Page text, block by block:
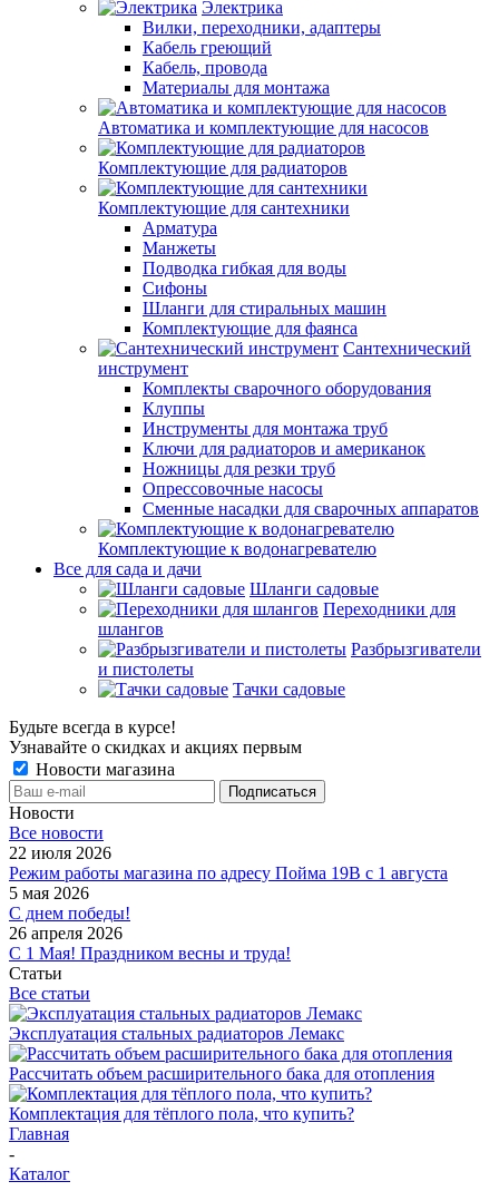
Электрика
Вилки, переходники, адаптеры
Кабель греющий
Кабель, провода
Материалы для монтажа
Автоматика и комплектующие для насосов
Комплектующие для радиаторов
Комплектующие для сантехники
Арматура
Манжеты
Подводка гибкая для воды
Сифоны
Шланги для стиральных машин
Комплектующие для фаянса
Сантехнический
инструмент
Комплекты сварочного оборудования
Клуппы
Инструменты для монтажа труб
Ключи для радиаторов и американок
Ножницы для резки труб
Опрессовочные насосы
Сменные насадки для сварочных аппаратов
Комплектующие к водонагревателю
Все для сада и дачи
Шланги садовые
Переходники для
шлангов
Разбрызгиватели
и пистолеты
Тачки садовые
Будьте всегда в курсе!
Узнавайте о скидках и акциях первым
Новости магазина
Новости
Все новости
22 июля 2026
Режим работы магазина по адресу Пойма 19В с 1 августа
5 мая 2026
С днем победы!
26 апреля 2026
С 1 Мая! Праздником весны и труда!
Статьи
Все статьи
Эксплуатация стальных радиаторов Лемакс
Рассчитать объем расширительного бака для отопления
Комплектация для тёплого пола, что купить?
Главная
-
Каталог